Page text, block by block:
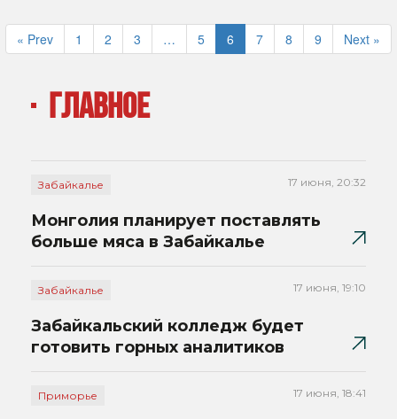
« Prev 1 2 3 … 5 6 7 8 9 Next »
ГЛАВНОЕ
Забайкалье 17 июня, 20:32
Монголия планирует поставлять
больше мяса в Забайкалье
Забайкалье 17 июня, 19:10
Забайкальский колледж будет
готовить горных аналитиков
Приморье 17 июня, 18:41